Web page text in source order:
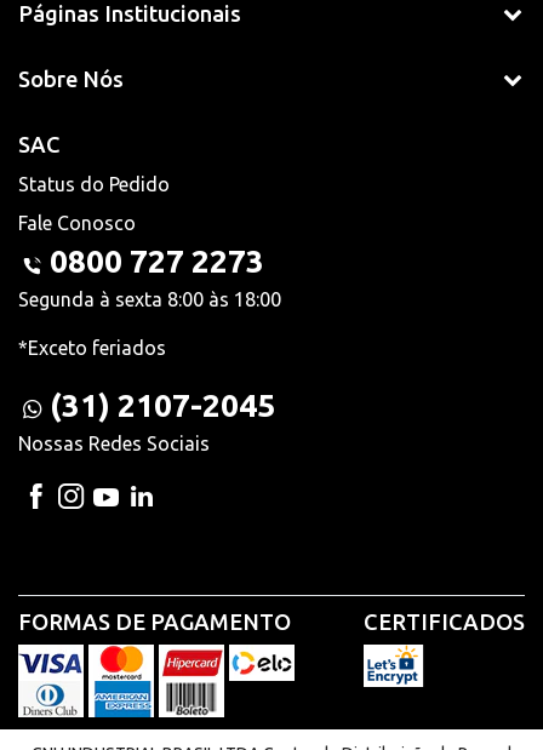
Páginas Institucionais
Sobre Nós
SAC
Status do Pedido
Fale Conosco
0800 727 2273
Segunda à sexta 8:00 às 18:00
*Exceto feriados
(31) 2107-2045
Nossas Redes Sociais
FORMAS DE PAGAMENTO CERTIFICADOS